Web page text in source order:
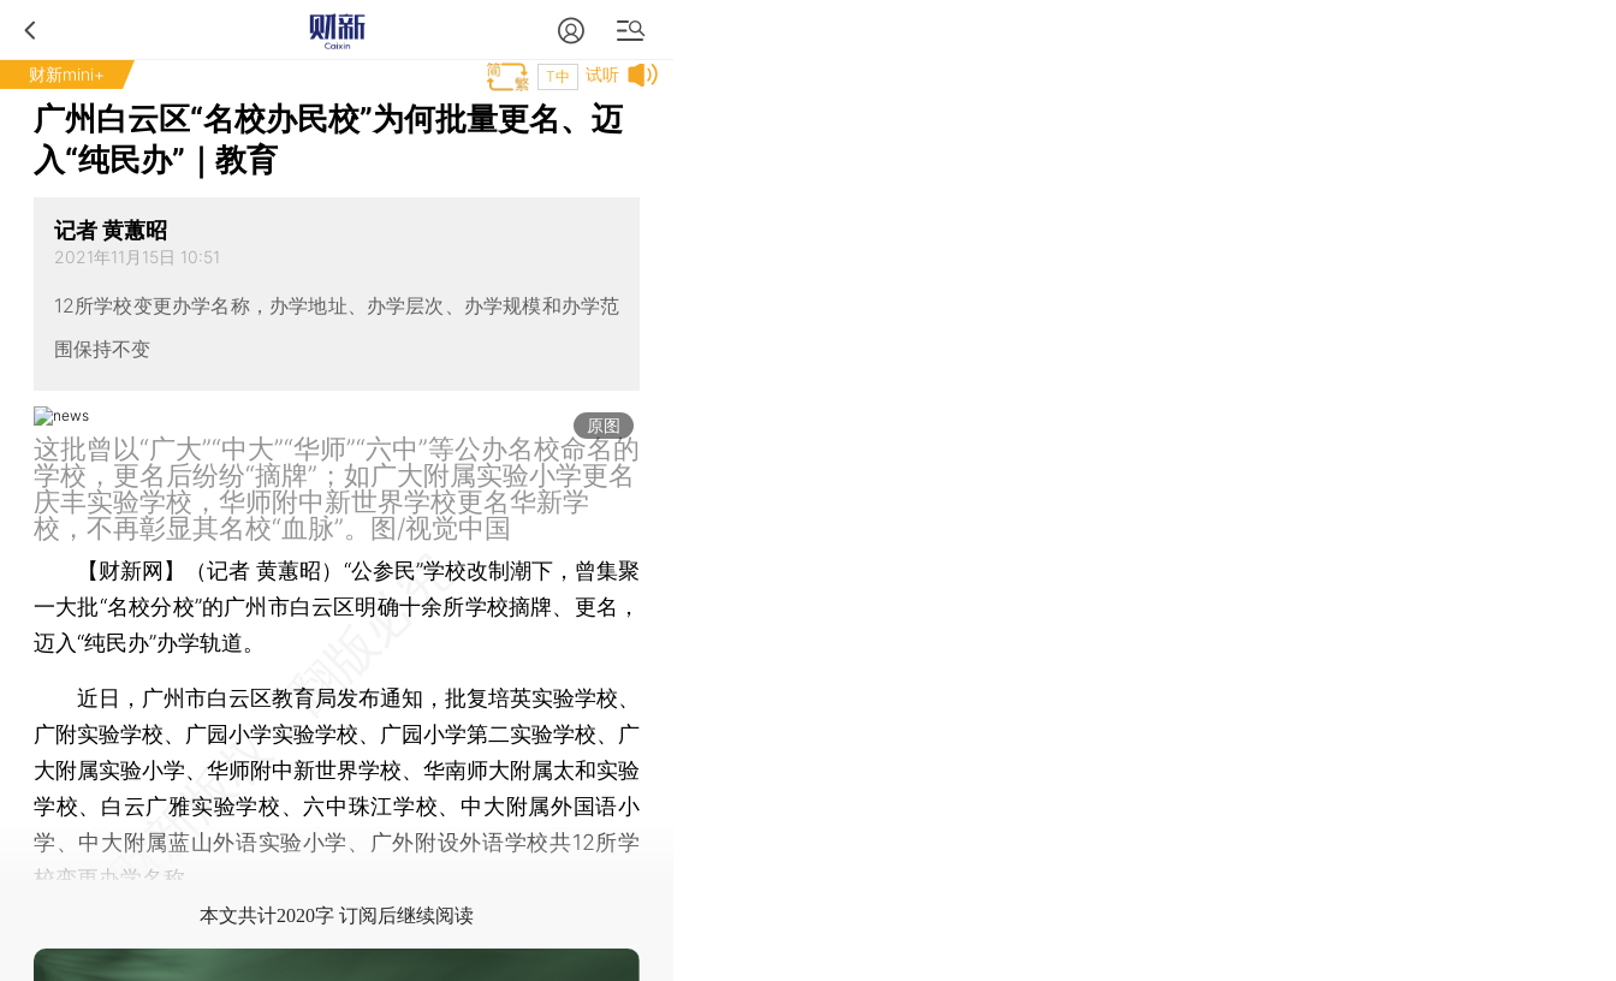
财新mini+ 试听
T中
广州白云区“名校办民校”为何批量更名、迈
入“纯民办”｜教育
记者 黄蕙昭
2021年11月15日 10:51
12所学校变更办学名称，办学地址、办学层次、办学规模和办学范
围保持不变
原图
这批曾以“广大”“中大”“华师”“六中”等公办名校命名的
学校，更名后纷纷“摘牌”；如广大附属实验小学更名
庆丰实验学校，华师附中新世界学校更名华新学
校，不再彰显其名校“血脉”。图/视觉中国
【财新网】（记者 黄蕙昭） “公参民”学校改制潮下，曾集聚
一大批“名校分校”的广州市白云区明确十余所学校摘牌、更名，
迈入“纯民办”办学轨道。
近日，广州市白云区教育局发布通知，批复培英实验学校、
广附实验学校、广园小学实验学校、广园小学第二实验学校、广
大附属实验小学、华师附中新世界学校、华南师大附属太和实验
学校、白云广雅实验学校、六中珠江学校、中大附属外国语小
学、中大附属蓝山外语实验小学、广外附设外语学校共12所学
校变更办学名称。
本文共计2020字 订阅后继续阅读